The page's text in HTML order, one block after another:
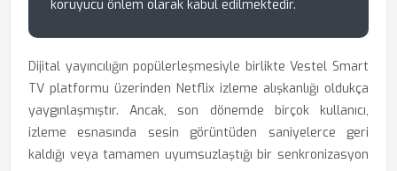
koruyucu önlem olarak kabul edilmektedir.
Dijital yayıncılığın popülerleşmesiyle birlikte Vestel Smart
TV platformu üzerinden Netflix izleme alışkanlığı oldukça
yaygınlaşmıştır. Ancak, son dönemde birçok kullanıcı,
izleme esnasında sesin görüntüden saniyelerce geri
kaldığı veya tamamen uyumsuzlaştığı bir senkronizasyon